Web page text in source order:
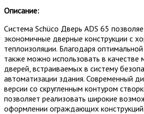
Описание:
Система Schüco Дверь ADS 65
экономичные дверные конструкции с
теплоизоляции. Благодаря
также можно использовать в качестве
дверей, встраиваемых в систему
автоматизации здания. Современный
версии со скругленным контуром
позволяет реализовать широкие
оформлении ограждающих конструкций.